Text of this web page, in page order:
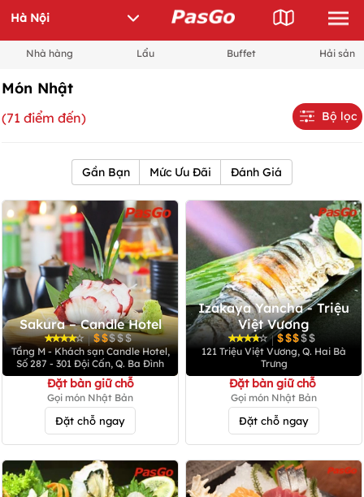
Nhà hàng Lẩu Buffet Hải sản
Món Nhật
(71 điểm đến) Bộ lọc
Gần Bạn Mức Ưu Đãi Đánh Giá
Sakura – Candle Hotel
|
Tầng M - Khách sạn Candle Hotel,
Số 287 - 301 Đội Cấn, Q. Ba Đình
Đặt bàn giữ chỗ
Gọi món Nhật Bản
Đặt chỗ ngay
Izakaya Yancha - Triệu
Việt Vương
|
121 Triệu Việt Vương, Q. Hai Bà
Trưng
Đặt bàn giữ chỗ
Gọi món Nhật Bản
Đặt chỗ ngay